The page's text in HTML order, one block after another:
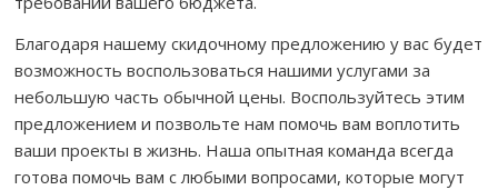
Благодаря нашему скидочному предложению у вас будет
возможность воспользоваться нашими услугами за
небольшую часть обычной цены. Воспользуйтесь этим
предложением и позвольте нам помочь вам воплотить
ваши проекты в жизнь. Наша опытная команда всегда
готова помочь вам с любыми вопросами, которые могут